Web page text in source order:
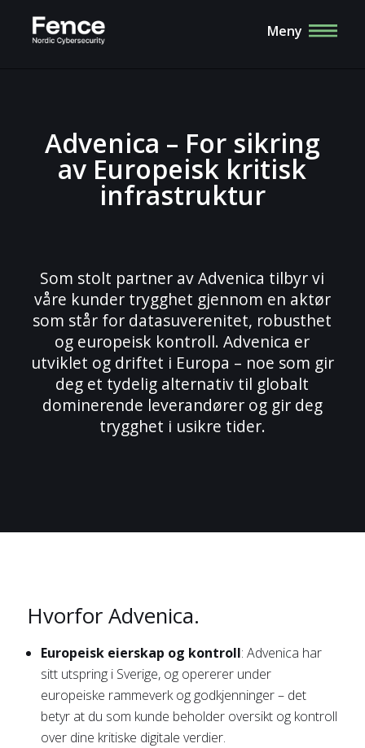
Meny
Advenica – For sikring
av Europeisk kritisk
infrastruktur
Som stolt partner av Advenica tilbyr vi
våre kunder trygghet gjennom en aktør
som står for datasuverenitet, robusthet
og europeisk kontroll. Advenica er
utviklet og driftet i Europa – noe som gir
deg et tydelig alternativ til globalt
dominerende leverandører og gir deg
trygghet i usikre tider.
Hvorfor Advenica.
Europeisk eierskap og kontroll: Advenica har
sitt utspring i Sverige, og opererer under
europeiske rammeverk og godkjenninger – det
betyr at du som kunde beholder oversikt og kontroll
over dine kritiske digitale verdier.